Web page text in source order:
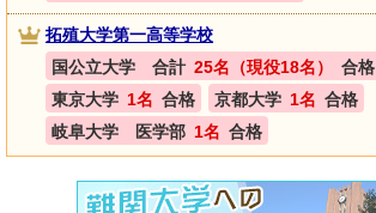
拓殖大学第一高等学校
国公立大学 合計 25名（現役18名）
合格
東京大学 1名 合格 京都大学 1名 合格
岐阜大学 医学部 1名 合格